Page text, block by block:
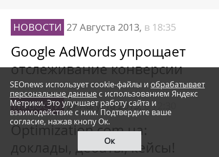
НОВОСТИ 27 Августа 2013, в 18:35
Google AdWords упрощает
отслеживание конверсии
НОВОСТИ 27 Августа 2013,в 12:30
Optimization.com.ua:
доклады, дебаты, кейсы!
SEOnews использует cookie-файлы и обрабатывает
персональные данные с использованием Яндекс
Метрики. Это улучшает работу сайта и
взаимодействие с ним. Подтвердите ваше
согласие, нажав кнопу Ок.
Ок